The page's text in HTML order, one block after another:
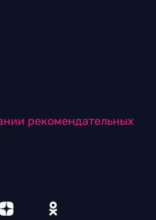
рекомендательных